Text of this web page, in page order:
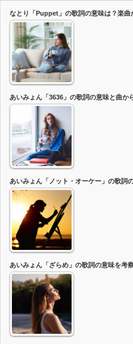
なとり「Puppet」の歌詞の意味は？楽曲
あいみょん「3636」の歌詞の意味と曲か
あいみょん「ノット・オーケー」の歌詞
あいみょん「ざらめ」の歌詞の意味を考